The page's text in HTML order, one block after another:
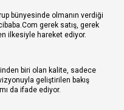
bünyesinde olmanın verdiği
gerek satış, gerek
ilkesiyle hareket ediyor.
biri olan kalite, sadece
geliştirilen bakış
da ifade ediyor.